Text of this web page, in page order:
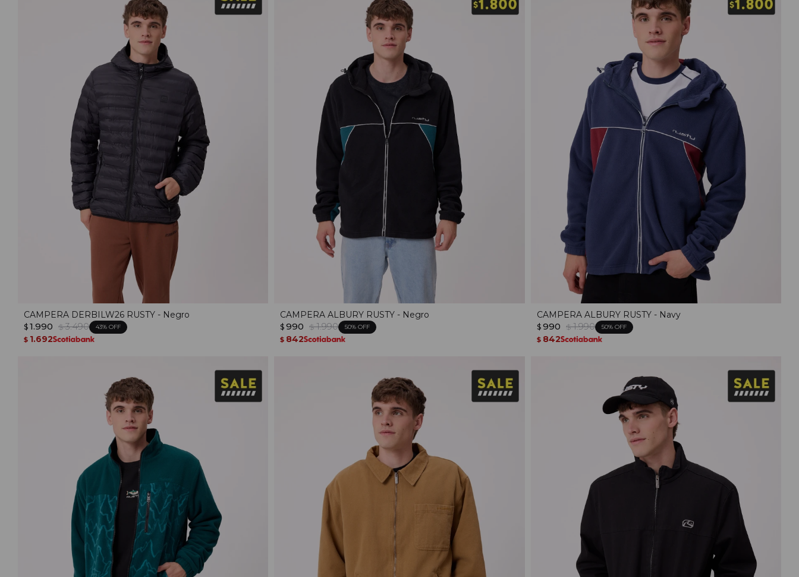
CAMPERA DERBILW26 RUSTY - Negro
$ 1.990 $ 3.490 43
$ 1.692
CAMPERA ALBURY RUSTY - Negro
$ 990 $ 1.990 50
$ 842
CAMPERA ALBURY RUSTY - Navy
$ 990 $ 1.990 50
$ 842